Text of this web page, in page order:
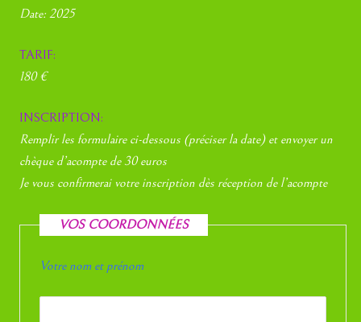
Date:2025
TARIF:
180 €
INSCRIPTION:
Remplir les formulaire ci-dessous (préciser la date) et envoyer un
chèque d’acompte de 30 euros
Je vous confirmerai votre inscription dès réception de l’acompte
VOS COORDONNÉES
Votre nom et prénom